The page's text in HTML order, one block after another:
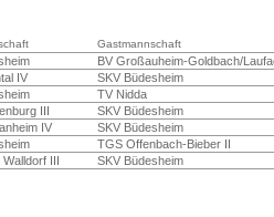
Gastmannschaft
BV Großauheim-Goldbach/
IV SKV Büdesheim
TV Nidda
III SKV Büdesheim
IV SKV Büdesheim
TGS Offenbach-Bieber II
III SKV Büdesheim